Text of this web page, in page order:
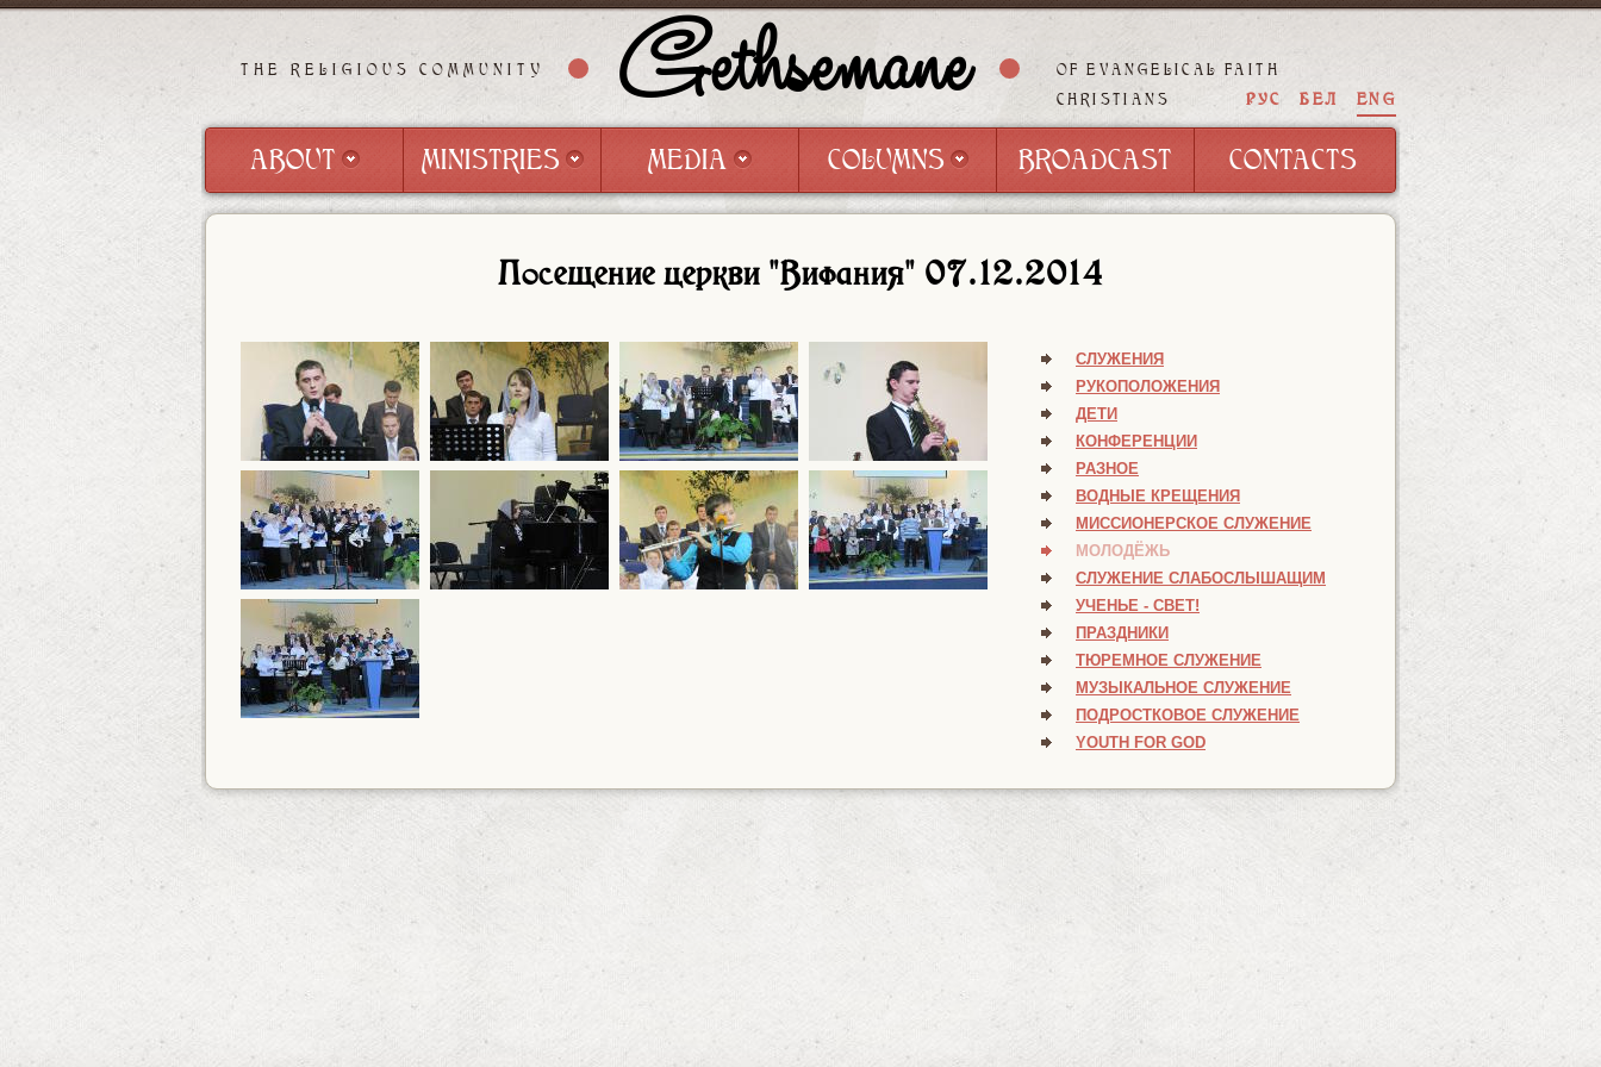
THE RELIGIOUS COMMUNITY Gethsemane
OF EVANGELICAL FAITH
CHRISTIANS
РУС БЕЛ ENG
ABOUT
ABOUT
MINISTRIES
MINISTRIES
MEDIA
MEDIA
COLUMNS
COLUMNS
BROADCAST
BROADCAST
CONTACTS
CONTACTS
Посещение церкви "Вифания" 07.12.2014
СЛУЖЕНИЯ
РУКОПОЛОЖЕНИЯ
ДЕТИ
КОНФЕРЕНЦИИ
РАЗНОЕ
ВОДНЫЕ КРЕЩЕНИЯ
МИССИОНЕРСКОЕ СЛУЖЕНИЕ
МОЛОДЁЖЬ
СЛУЖЕНИЕ СЛАБОСЛЫШАЩИМ
УЧЕНЬЕ - СВЕТ!
ПРАЗДНИКИ
ТЮРЕМНОЕ СЛУЖЕНИЕ
МУЗЫКАЛЬНОЕ СЛУЖЕНИЕ
ПОДРОСТКОВОЕ СЛУЖЕНИЕ
YOUTH FOR GOD